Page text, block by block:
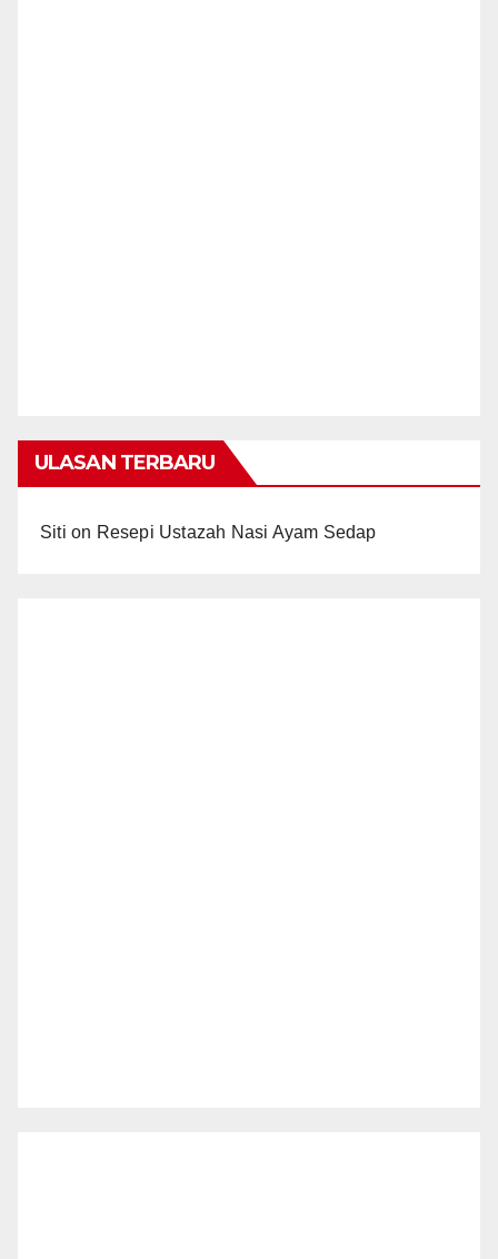
ULASAN TERBARU
Siti on Resepi Ustazah Nasi Ayam Sedap